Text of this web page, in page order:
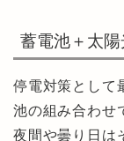
蓄電池＋太
停電対策として
池の組み合わせ
夜間や曇り日は